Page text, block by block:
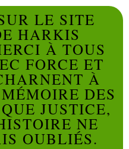
LE SITE
HARKIS
À TOUS
FORCE ET
À
DES
JUSTICE,
NE
OUBLIÉS.